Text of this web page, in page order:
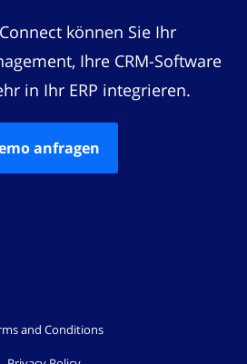
können Sie Ihr
Ihre CRM-Software
in Ihr ERP integrieren.
anfragen
and Conditions